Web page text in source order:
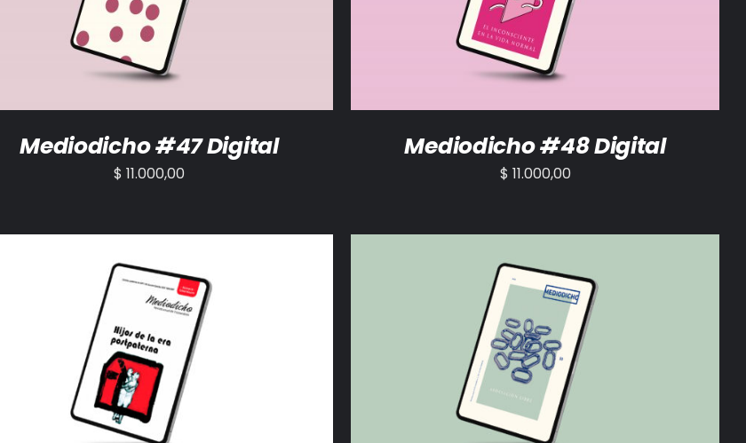
Mediodicho #47 Digital
$ 11.000,00
Mediodicho #48 Digital
$ 11.000,00
AÑADIR AL CARRITO / AÑADIR AL CARRITO /